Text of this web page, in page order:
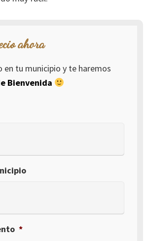
ahora
en tu municipio y te haremos
Bienvenida
*